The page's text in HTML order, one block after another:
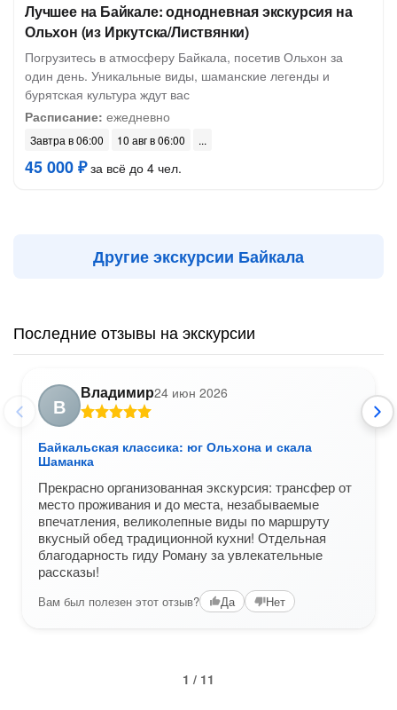
Лучшее на Байкале: однодневная экскурсия на
Ольхон (из Иркутска/Листвянки)
Погрузитесь в атмосферу Байкала, посетив Ольхон за
один день. Уникальные виды, шаманские легенды и
бурятская культура ждут вас
Расписание: ежедневно
Завтра в 06:00 10 авг в 06:00
45 000 ₽за всё до 4 чел.
Другие экскурсии Байкала
Последние отзывы на экскурсии
В
Владимир24 июн 2026
Байкальская классика: юг Ольхона и скала
Шаманка
Прекрасно организованная экскурсия: трансфер от
место проживания и до места, незабываемые
впечатления, великолепные виды по маршруту
вкусный обед традиционной кухни! Отдельная
благодарность гиду Роману за увлекательные
рассказы!
Вам был полезен этот отзыв? Да Нет
1 / 11